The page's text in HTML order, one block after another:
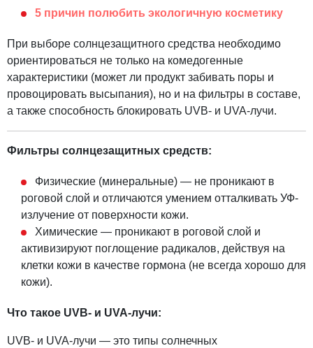
5 причин полюбить экологичную косметику
При выборе солнцезащитного средства необходимо
ориентироваться не только на комедогенные
характеристики (может ли продукт забивать поры и
провоцировать высыпания), но и на фильтры в составе,
а также способность блокировать UVB- и UVA-лучи.
Фильтры солнцезащитных средств:
Физические (минеральные) — не проникают в
роговой слой и отличаются умением отталкивать УФ-
излучение от поверхности кожи.
Химические — проникают в роговой слой и
активизируют поглощение радикалов, действуя на
клетки кожи в качестве гормона (не всегда хорошо для
кожи).
Что такое UVB- и UVA-лучи:
UVB- и UVA-лучи — это типы солнечных